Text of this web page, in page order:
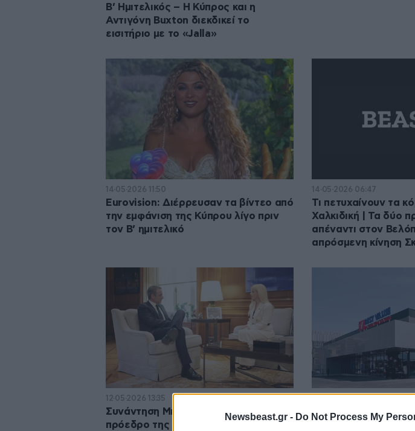
Newsbeast.gr - Do Not Process My
Β’ Ημιτελικός – Η Κύπρος και η
Αντιγόνη Buxton διεκδικεί το
εισιτήριο με το «Jalla»
14·05·2026 11:50
Eurovision: Διέρρευσαν τα βίντεο από
την εμφάνιση της Κύπρου λίγο πριν
τον Β’ ημιτελικό
14·05·2026 06:47
Τι πετυχαίνουν τα
Χαλκιδική | Τα δύο
απέναντι στον
απρόσμενη κίνηση
12·05·2026 13:35
Συνάντηση Μητσοτάκη με την
πρόεδρο της Βουλής των
Η METRO ενισχύει
στην Κύπρο – Νέο